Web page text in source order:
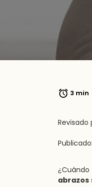
3 min
Revisado
abrazos